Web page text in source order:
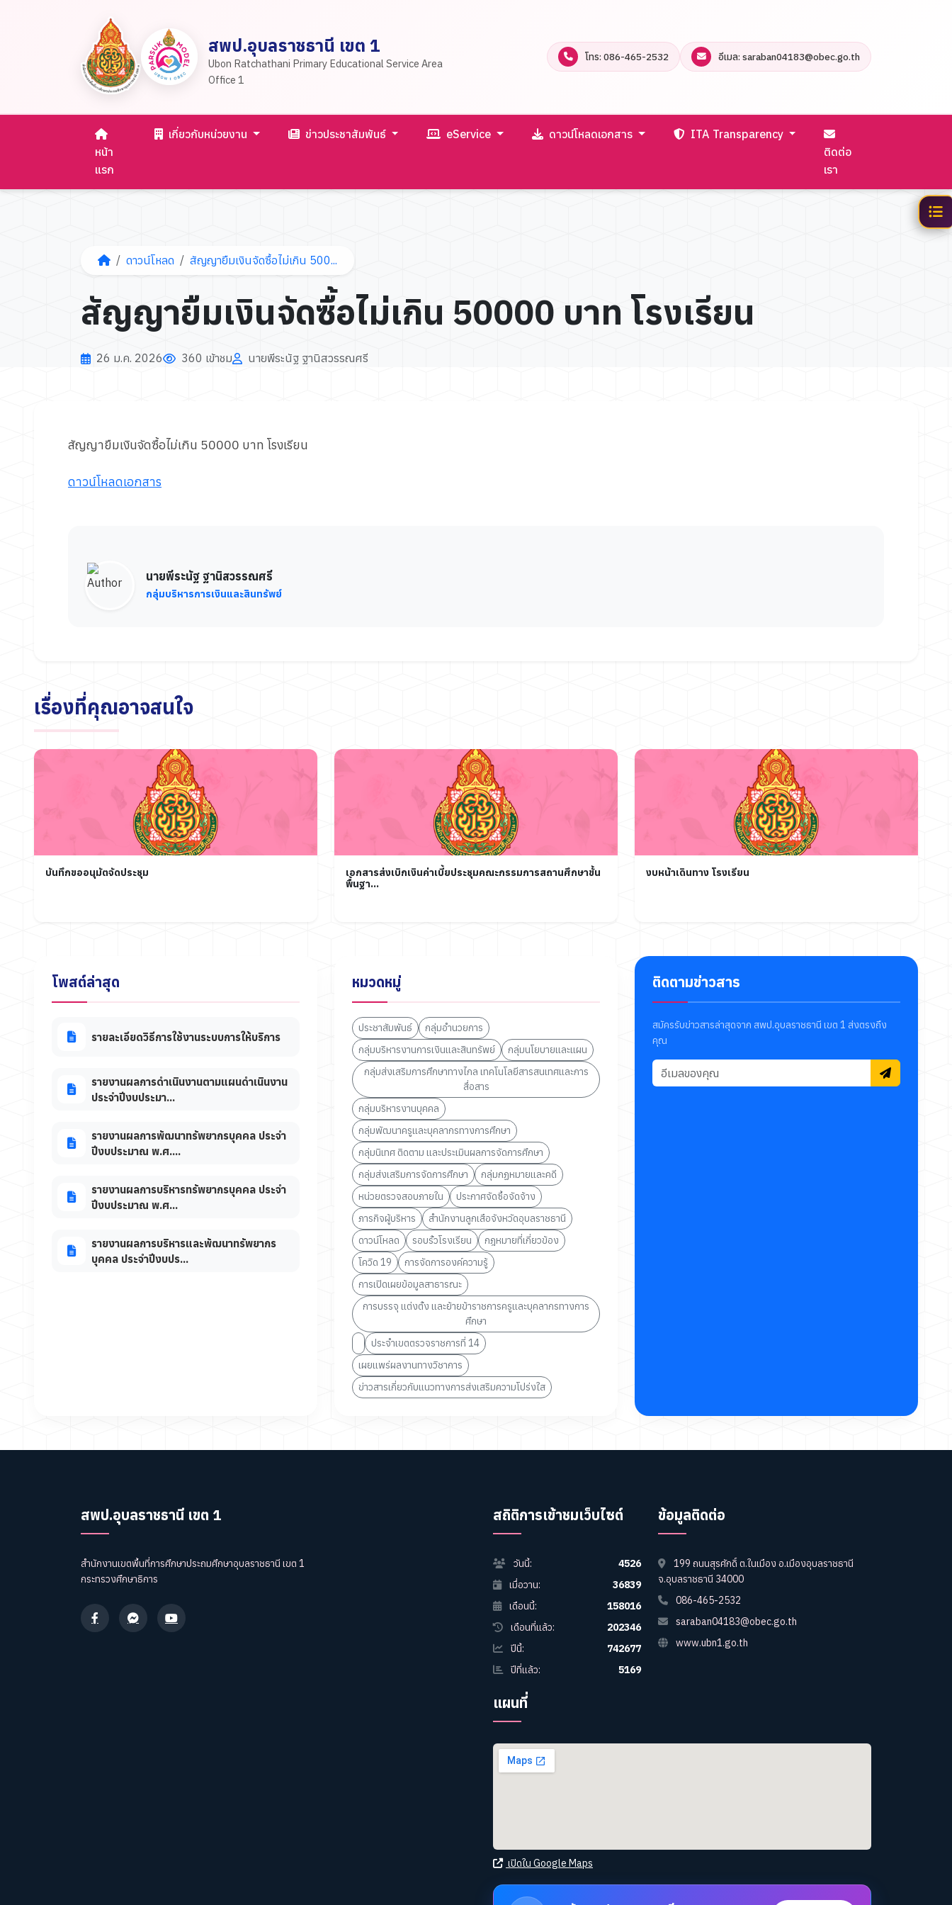
สพป.อุบลราชธานี เขต 1
Ubon Ratchathani Primary Educational Service Area
Office 1
โทร: 086-465-2532 อีเมล: saraban04183@obec.go.th
หน้า
แรก
เกี่ยวกับหน่วยงาน ข่าวประชาสัมพันธ์ eService ดาวน์โหลดเอกสาร
ITA Transparency
ติดต่อ
เรา
ดาวน์โหลด สัญญายืมเงินจัดซื้อไม่เกิน 500...
สัญญายืมเงินจัดซื้อไม่เกิน 50000 บาท โรงเรียน
26 ม.ค. 2026 360 เข้าชม นายพีระนัฐ ฐานิสวรรณศรี
สัญญายืมเงินจัดซื้อไม่เกิน 50000 บาท โรงเรียน
ดาวน์โหลดเอกสาร
นายพีระนัฐ ฐานิสวรรณศรี
กลุ่มบริหารการเงินและสินทรัพย์
เรื่องที่คุณอาจสนใจ
บันทึกขออนุมัตจัดประชุม
เอกสารส่งเบิกเงินค่าเบี้ยประชุมคณะกรรมการสถานศึกษาขั้น
พื้นฐา...
งบหน้าเดินทาง โรงเรียน
โพสต์ล่าสุด
รายละเอียดวิธีการใช้งานระบบการให้บริการ
รายงานผลการดำเนินงานตามแผนดำเนินงาน
ประจำปีงบประมา...
รายงานผลการพัฒนาทรัพยากรบุคคล ประจำ
ปีงบประมาณ พ.ศ....
รายงานผลการบริหารทรัพยากรบุคคล ประจำ
ปีงบประมาณ พ.ศ...
รายงานผลการบริหารและพัฒนาทรัพยากร
บุคคล ประจำปีงบปร...
หมวดหมู่
ประชาสัมพันธ์
กลุ่มอำนวยการ
กลุ่มบริหารงานการเงินและสินทรัพย์
กลุ่มนโยบายและแผน
กลุ่มส่งเสริมการศึกษาทางไกล เทคโนโลยีสารสนเทศและการ
สื่อสาร
กลุ่มบริหารงานบุคคล
กลุ่มพัฒนาครูและบุคลากรทางการศึกษา
กลุ่มนิเทศ ติดตาม และประเมินผลการจัดการศึกษา
กลุ่มส่งเสริมการจัดการศึกษา
กลุ่มกฏหมายและคดี
หน่วยตรวจสอบภายใน
ประกาศจัดซื้อจัดจ้าง
ภารกิจผู้บริหาร
สำนักงานลูกเสือจังหวัดอุบลราชธานี
ดาวน์โหลด
รอบรั้วโรงเรียน
กฎหมายที่เกี่ยวข้อง
โควิด 19
การจัดการองค์ความรู้
การเปิดเผยข้อมูลสาธารณะ
การบรรจุ แต่งตั้ง และย้ายข้าราชการครูและบุคลากรทางการ
ศึกษา
ประจำเขตตรวจราชการที่ 14
เผยแพร่ผลงานทางวิชาการ
ข่าวสารเกี่ยวกับแนวทางการส่งเสริมความโปร่งใส
ติดตามข่าวสาร
สมัครรับข่าวสารล่าสุดจาก สพป.อุบลราชธานี เขต 1 ส่งตรงถึง
คุณ
สพป.อุบลราชธานี เขต 1
สำนักงานเขตพื้นที่การศึกษาประถมศึกษาอุบลราชธานี เขต 1
กระทรวงศึกษาธิการ
สถิติการเข้าชมเว็บไซต์
วันนี้:
4526
เมื่อวาน:
36839
เดือนนี้:
158016
เดือนที่แล้ว:
202346
ปีนี้:
742677
ปีที่แล้ว:
5169
ข้อมูลติดต่อ
199 ถนนสุรศักดิ์ ต.ในเมือง อ.เมืองอุบลราชธานี
จ.อุบลราชธานี 34000
086-465-2532
saraban04183@obec.go.th
www.ubn1.go.th
แผนที่
เปิดใน Google Maps